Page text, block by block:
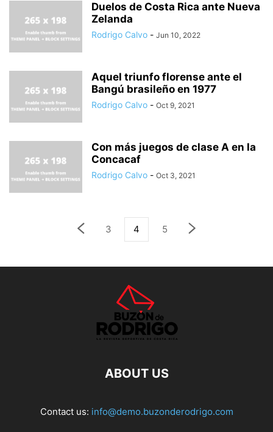
Duelos de Costa Rica ante Nueva
Zelanda
Rodrigo Calvo - Jun 10, 2022
Aquel triunfo florense ante el
Bangú brasileño en 1977
Rodrigo Calvo - Oct 9, 2021
Con más juegos de clase A en la
Concacaf
Rodrigo Calvo - Oct 3, 2021
3 4 5
ABOUT US
Contact us: info@demo.buzonderodrigo.com